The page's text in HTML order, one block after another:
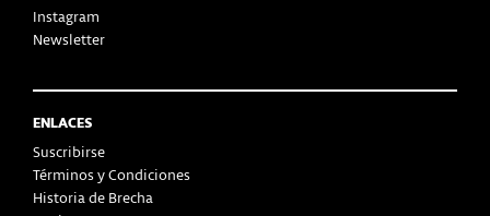
Instagram
Newsletter
ENLACES
Suscribirse
Términos y Condiciones
Historia de Brecha